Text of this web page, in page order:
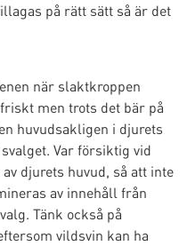
på rätt sätt så är det
när slaktkroppen
men trots det bär på
huvudsakligen i djurets
Var försiktig vid
djurets huvud, så att inte
av innehåll från
Tänk också på
vildsvin kan ha